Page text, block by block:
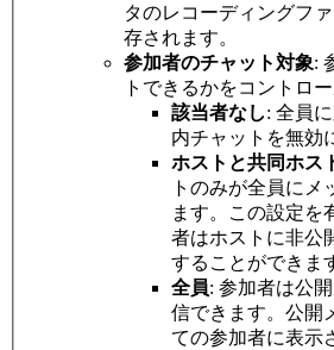
タのレコーディングフ
存されます。
参加者のチャット対象:
トできるかをコントロー
該当者なし: 全員
内チャットを無効
ホストと共同ホス
トのみが全員にメ
ます。この設定を
者はホストに非公
することができま
全員: 参加者は公
信できます。公開
ての参加者に表示